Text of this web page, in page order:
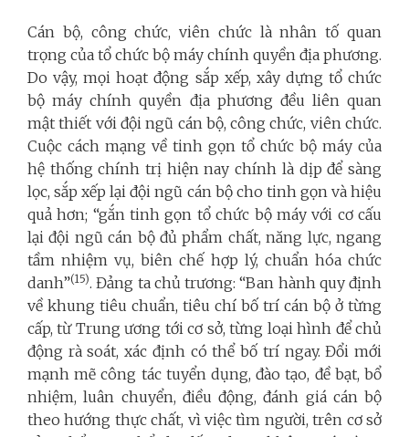
Cán bộ, công chức, viên chức là nhân tố quan
trọng của tổ chức bộ máy chính quyền địa phương.
Do vậy, mọi hoạt động sắp xếp, xây dựng tổ chức
bộ máy chính quyền địa phương đều liên quan
mật thiết với đội ngũ cán bộ, công chức, viên chức.
Cuộc cách mạng về tinh gọn tổ chức bộ máy của
hệ thống chính trị hiện nay chính là dịp để sàng
lọc, sắp xếp lại đội ngũ cán bộ cho tinh gọn và hiệu
quả hơn; “gắn tinh gọn tổ chức bộ máy với cơ cấu
lại đội ngũ cán bộ đủ phẩm chất, năng lực, ngang
tầm nhiệm vụ, biên chế hợp lý, chuẩn hóa chức
danh”(15). Đảng ta chủ trương: “Ban hành quy định
về khung tiêu chuẩn, tiêu chí bố trí cán bộ ở từng
cấp, từ Trung ương tới cơ sở, từng loại hình để chủ
động rà soát, xác định có thể bố trí ngay. Đổi mới
mạnh mẽ công tác tuyển dụng, đào tạo, đề bạt, bổ
nhiệm, luân chuyển, điều động, đánh giá cán bộ
theo hướng thực chất, vì việc tìm người, trên cơ sở